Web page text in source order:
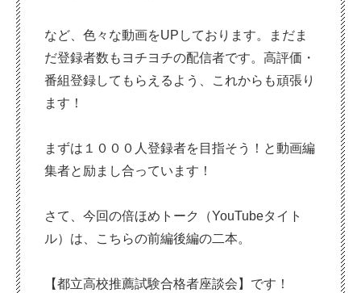
など、色々な動画をUPしております。まだま
だ登録者数もヨチヨチの配信者です。高評価・
番組登録してもらえるよう、これからも頑張り
ます！
まずは１０００人登録者を目指そう！と動画編
集者と励まし合っています！
さて、今回の倍ほめトーク（YouTubeタイト
ル）は、こちらの前編後編の二本。
【都立高校推薦試験合格者座談会】です！